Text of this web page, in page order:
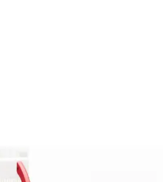
hafifliği ve kablosuz kullanımıyla ev,
sağlar, EPA filtresiyle hijyenik